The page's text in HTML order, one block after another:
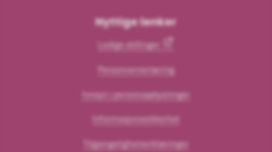
Nyttige lenker
Ledige stillinger
Personvernerlæring
Innsyn i personopplysninger
Informasjonssikkerhet
Tilgjengelighetserklæringer